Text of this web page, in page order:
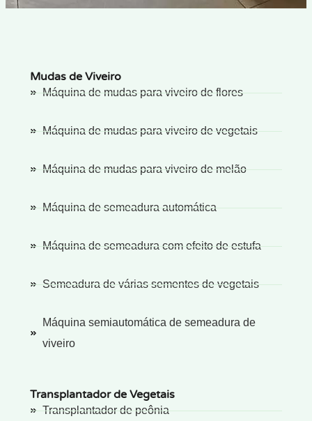
Mudas de Viveiro
Máquina de mudas para viveiro de flores
Máquina de mudas para viveiro de vegetais
Máquina de mudas para viveiro de melão
Máquina de semeadura automática
Máquina de semeadura com efeito de estufa
Semeadura de várias sementes de vegetais
Máquina semiautomática de semeadura de
viveiro
Transplantador de Vegetais
Transplantador de peônia